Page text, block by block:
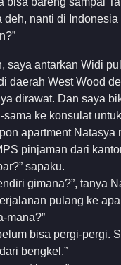
deh, nanti di
saya antarkan Widi
daerah West Wood
dirawat. Dan saya
sama ke konsulat
apartment Natasya
pinjaman dari
sapaku.
gimana?”, tanya
pulang ke
mana?”
bisa pergi-pergi.
bengkel.”